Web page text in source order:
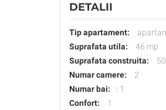
DETALII
Tip apartament:
Suprafata utila:
46 mp
Suprafata construita:
Numar camere:
2
Numar bai:
: 1
Confort:
1